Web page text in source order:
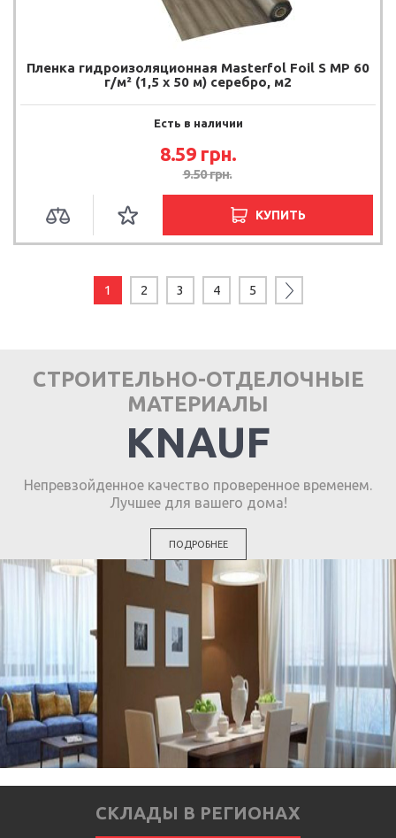
Пленка гидроизоляционная Masterfol Foil S MP 60
г/м² (1,5 х 50 м) серебро, м2
Есть в наличии
8.59 грн.
9.50грн.
КУПИТЬ
1 2 3 4 5
СТРОИТЕЛЬНО-ОТДЕЛОЧНЫЕ
МАТЕРИАЛЫ
KNAUF
Непревзойденное качество проверенное временем.
Лучшее для вашего дома!
ПОДРОБНЕЕ
СКЛАДЫ В РЕГИОНАХ